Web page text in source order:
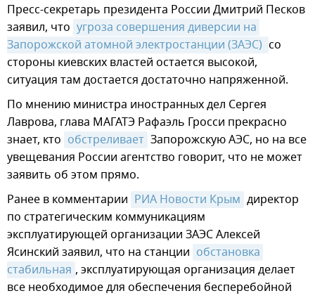
Пресс-секретарь президента России Дмитрий Песков
заявил, что угроза совершения диверсии на
Запорожской атомной электростанции (ЗАЭС) со
стороны киевских властей остается высокой,
ситуация там достается достаточно напряженной.
По мнению министра иностранных дел Сергея
Лаврова, глава МАГАТЭ Рафаэль Гросси прекрасно
знает, кто обстреливает Запорожскую АЭС, но на все
увещевания России агентство говорит, что не может
заявить об этом прямо.
Ранее в комментарии РИА Новости Крым директор
по стратегическим коммуникациям
эксплуатирующей организации ЗАЭС Алексей
Ясинский заявил, что на станции обстановка
стабильная , эксплуатирующая организация делает
все необходимое для обеспечения бесперебойной